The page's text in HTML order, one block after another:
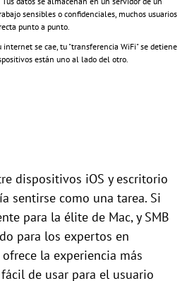
sensibles o confidenciales, muchos usuarios
punto a punto.
internet se cae, tu "transferencia WiFi" se detiene
están uno al lado del otro.
dispositivos iOS y escritorio
sentirse como una tarea. Si
para la élite de Mac, y SMB
para los expertos en
la experiencia más
de usar para el usuario